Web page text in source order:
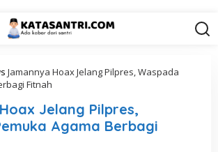
Jamannya Hoax Jelang Pilpres, Waspada
Fitnah
Jelang Pilpres,
Agama Berbagi